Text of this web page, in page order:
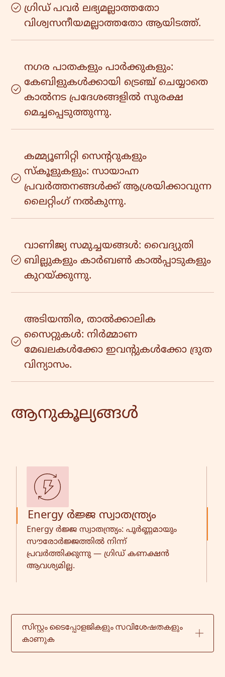
ഗ്രിഡ് പവർ ലഭ്യമല്ലാത്തതോ
വിശ്വസനീയമല്ലാത്തതോ ആയിടത്ത്.
നഗര പാതകളും പാർക്കുകളും:
കേബിളുകൾക്കായി ട്രെഞ്ച് ചെയ്യാതെ
കാൽനട പ്രദേശങ്ങളിൽ സുരക്ഷ
മെച്ചപ്പെടുത്തുന്നു.
കമ്മ്യൂണിറ്റി സെന്ററുകളും
സ്കൂളുകളും: സായാഹ്ന
പ്രവർത്തനങ്ങൾക്ക് ആശ്രയിക്കാവുന്ന
ലൈറ്റിംഗ് നൽകുന്നു.
വാണിജ്യ സമുച്ചയങ്ങൾ: വൈദ്യുതി
ബില്ലുകളും കാർബൺ കാൽപ്പാടുകളും
കുറയ്ക്കുന്നു.
അടിയന്തിര, താൽക്കാലിക
സൈറ്റുകൾ: നിർമ്മാണ
മേഖലകൾക്കോ ഇവന്റുകൾക്കോ ദ്രുത
വിന്യാസം.
ആനുകൂല്യങ്ങൾ
Energy ർജ്ജ സ്വാതന്ത്ര്യം
Energy ർജ്ജ സ്വാതന്ത്ര്യം: പൂർണ്ണമായും
സൗരോർജ്ജത്തിൽ നിന്ന്
പ്രവർത്തിക്കുന്നു — ഗ്രിഡ് കണക്ഷൻ
ആവശ്യമില്ല.
സിസ്റ്റം ടൈപ്പോളജികളും സവിശേഷതകളും
കാണുക